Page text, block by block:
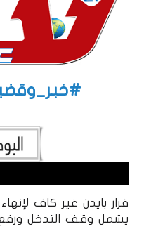
قرار بايدن غير كاف
يشمل وقف التدخل ورفع